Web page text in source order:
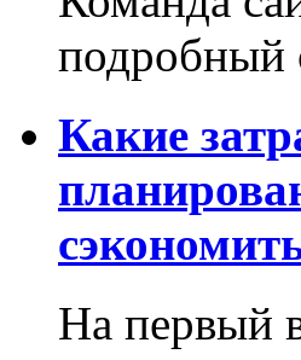
подробный
Какие
На первый